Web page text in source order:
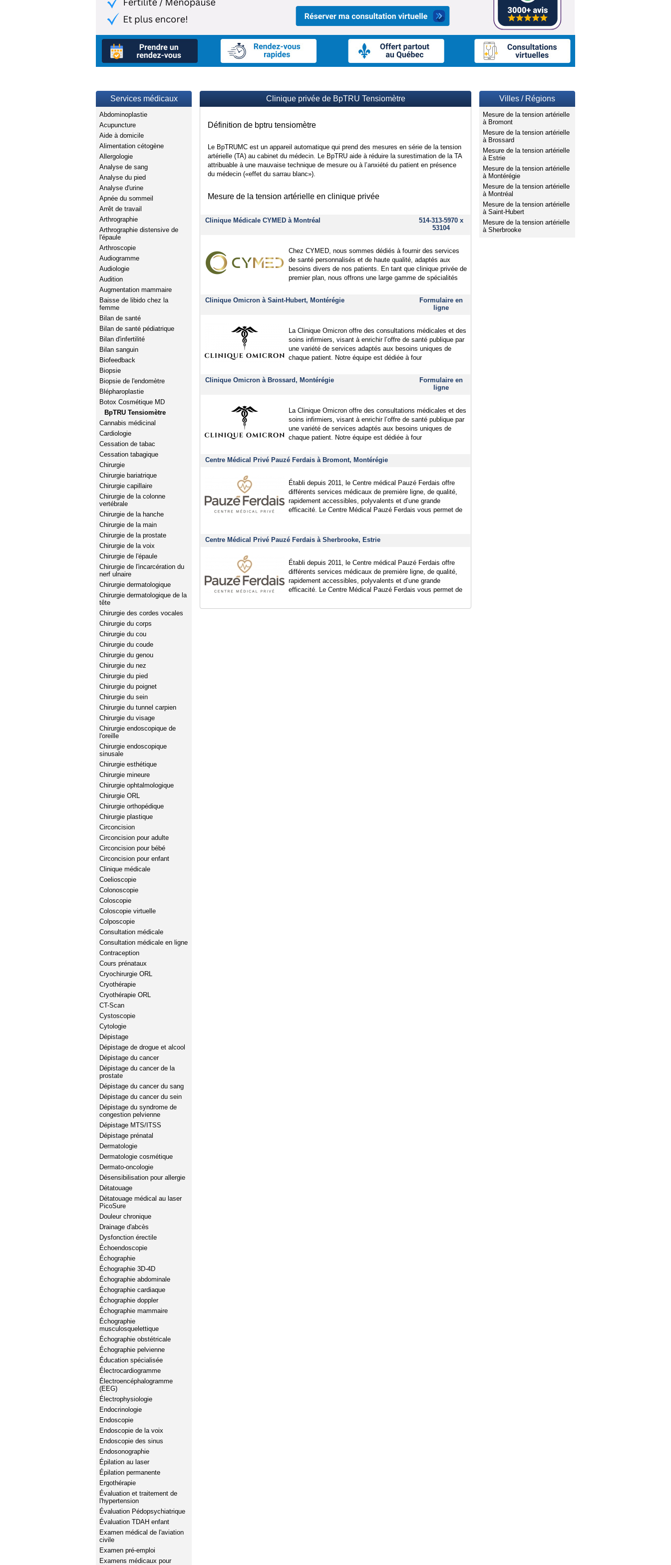
Services médicaux
Abdominoplastie
Acupuncture
Aide à domicile
Alimentation cétogène
Allergologie
Analyse de sang
Analyse du pied
Analyse d'urine
Apnée du sommeil
Arrêt de travail
Arthrographie
Arthrographie distensive de
l'épaule
Arthroscopie
Audiogramme
Audiologie
Audition
Augmentation mammaire
Baisse de libido chez la
femme
Bilan de santé
Bilan de santé pédiatrique
Bilan d'infertilité
Bilan sanguin
Biofeedback
Biopsie
Biopsie de l'endomètre
Blépharoplastie
Botox Cosmétique MD
BpTRU Tensiomètre
Cannabis médicinal
Cardiologie
Cessation de tabac
Cessation tabagique
Chirurgie
Chirurgie bariatrique
Chirurgie capillaire
Chirurgie de la colonne
vertébrale
Chirurgie de la hanche
Chirurgie de la main
Chirurgie de la prostate
Chirurgie de la voix
Chirurgie de l'épaule
Chirurgie de l'incarcération du
nerf ulnaire
Chirurgie dermatologique
Chirurgie dermatologique de la
tête
Chirurgie des cordes vocales
Chirurgie du corps
Chirurgie du cou
Chirurgie du coude
Chirurgie du genou
Chirurgie du nez
Chirurgie du pied
Chirurgie du poignet
Chirurgie du sein
Chirurgie du tunnel carpien
Chirurgie du visage
Chirurgie endoscopique de
l'oreille
Chirurgie endoscopique
sinusale
Chirurgie esthétique
Chirurgie mineure
Chirurgie ophtalmologique
Chirurgie ORL
Chirurgie orthopédique
Chirurgie plastique
Circoncision
Circoncision pour adulte
Circoncision pour bébé
Circoncision pour enfant
Clinique médicale
Coelioscopie
Colonoscopie
Coloscopie
Coloscopie virtuelle
Colposcopie
Consultation médicale
Consultation médicale en ligne
Contraception
Cours prénataux
Cryochirurgie ORL
Cryothérapie
Cryothérapie ORL
CT-Scan
Cystoscopie
Cytologie
Dépistage
Dépistage de drogue et alcool
Dépistage du cancer
Dépistage du cancer de la
prostate
Dépistage du cancer du sang
Dépistage du cancer du sein
Dépistage du syndrome de
congestion pelvienne
Dépistage MTS/ITSS
Dépistage prénatal
Dermatologie
Dermatologie cosmétique
Dermato-oncologie
Désensibilisation pour allergie
Détatouage
Détatouage médical au laser
PicoSure
Douleur chronique
Drainage d'abcès
Dysfonction érectile
Échoendoscopie
Échographie
Échographie 3D-4D
Échographie abdominale
Échographie cardiaque
Échographie doppler
Échographie mammaire
Échographie
musculosquelettique
Échographie obstétricale
Échographie pelvienne
Éducation spécialisée
Électrocardiogramme
Électroencéphalogramme
(EEG)
Électrophysiologie
Endocrinologie
Endoscopie
Endoscopie de la voix
Endoscopie des sinus
Endosonographie
Épilation au laser
Épilation permanente
Ergothérapie
Évaluation et traitement de
l'hypertension
Évaluation Pédopsychiatrique
Évaluation TDAH enfant
Examen médical de l'aviation
civile
Examen pré-emploi
Examens médicaux pour
Clinique privée de BpTRU Tensiomètre
Définition de bptru tensiomètre
Le BpTRUMC est un appareil automatique qui prend des mesures en série de la tension
artérielle (TA) au cabinet du médecin. Le BpTRU aide à réduire la surestimation de la TA
attribuable à une mauvaise technique de mesure ou à l’anxiété du patient en présence
du médecin («effet du sarrau blanc»).
Mesure de la tension artérielle en clinique privée
Clinique Médicale CYMED à Montréal
514-313-5970 x
53104
Chez CYMED, nous sommes dédiés à fournir des services
de santé personnalisés et de haute qualité, adaptés aux
besoins divers de nos patients. En tant que clinique privée de
premier plan, nous offrons une large gamme de spécialités
Clinique Omicron à Saint-Hubert, Montérégie
Formulaire en
ligne
La Clinique Omicron offre des consultations médicales et des
soins infirmiers, visant à enrichir l’offre de santé publique par
une variété de services adaptés aux besoins uniques de
chaque patient. Notre équipe est dédiée à four
Clinique Omicron à Brossard, Montérégie
Formulaire en
ligne
La Clinique Omicron offre des consultations médicales et des
soins infirmiers, visant à enrichir l’offre de santé publique par
une variété de services adaptés aux besoins uniques de
chaque patient. Notre équipe est dédiée à four
Centre Médical Privé Pauzé Ferdais à Bromont, Montérégie
Établi depuis 2011, le Centre médical Pauzé Ferdais offre
différents services médicaux de première ligne, de qualité,
rapidement accessibles, polyvalents et d’une grande
efficacité. Le Centre Médical Pauzé Ferdais vous permet de
Centre Médical Privé Pauzé Ferdais à Sherbrooke, Estrie
Établi depuis 2011, le Centre médical Pauzé Ferdais offre
différents services médicaux de première ligne, de qualité,
rapidement accessibles, polyvalents et d’une grande
efficacité. Le Centre Médical Pauzé Ferdais vous permet de
Villes / Régions
Mesure de la tension artérielle
à Bromont
Mesure de la tension artérielle
à Brossard
Mesure de la tension artérielle
à Estrie
Mesure de la tension artérielle
à Montérégie
Mesure de la tension artérielle
à Montréal
Mesure de la tension artérielle
à Saint-Hubert
Mesure de la tension artérielle
à Sherbrooke